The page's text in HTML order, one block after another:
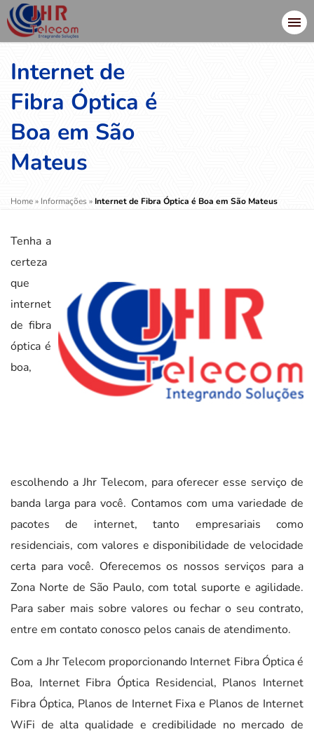
Internet de
Fibra Óptica é
Boa em São
Mateus
Home» Informações» Internet de Fibra Óptica é Boa em São Mateus
Tenha a
certeza
que
internet
de fibra
óptica é
boa,
escolhendo a Jhr Telecom, para oferecer esse serviço de
banda larga para você. Contamos com uma variedade de
pacotes de internet, tanto empresariais como
residenciais, com valores e disponibilidade de velocidade
certa para você. Oferecemos os nossos serviços para a
Zona Norte de São Paulo, com total suporte e agilidade.
Para saber mais sobre valores ou fechar o seu contrato,
entre em contato conosco pelos canais de atendimento.
Com a Jhr Telecom proporcionando Internet Fibra Óptica é
Boa, Internet Fibra Óptica Residencial, Planos Internet
Fibra Óptica, Planos de Internet Fixa e Planos de Internet
WiFi de alta qualidade e credibilidade no mercado de